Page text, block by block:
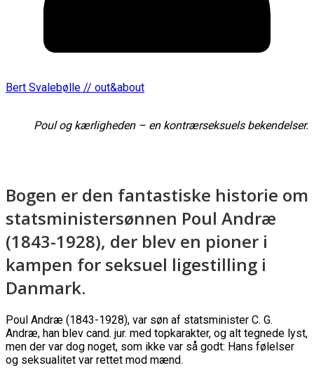
Bert Svalebølle // out&about
Poul og kærligheden – en kontrærseksuels bekendelser.
Bogen er den fantastiske historie om
statsministersønnen Poul Andræ
(1843-1928), der blev en pioner i
kampen for seksuel ligestilling i
Danmark.
Poul Andræ (1843-1928), var søn af statsminister C. G.
Andræ, han blev cand. jur. med topkarakter, og alt tegnede lyst,
men der var dog noget, som ikke var så godt: Hans følelser
og seksualitet var rettet mod mænd.